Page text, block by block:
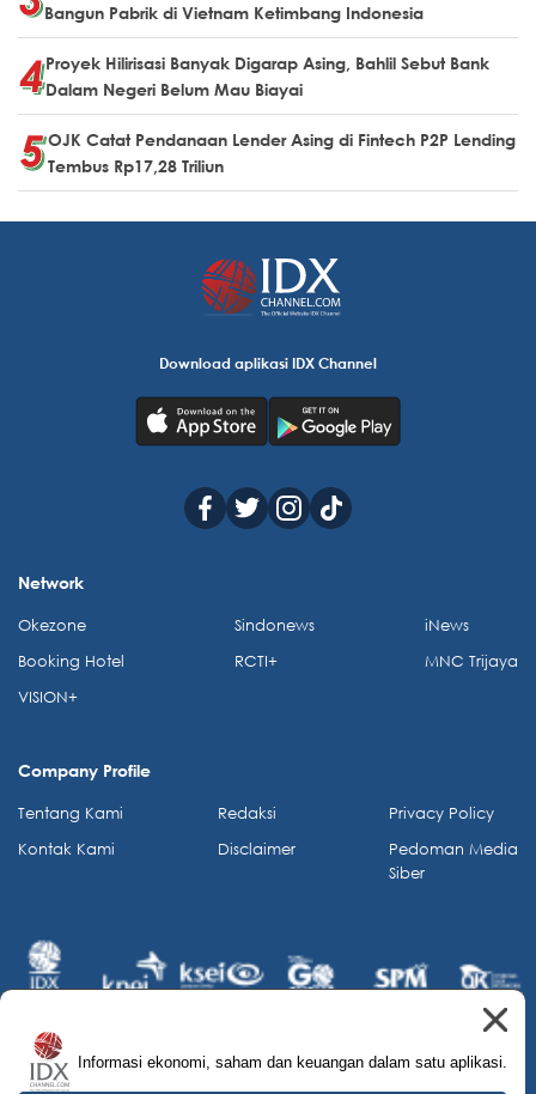
Bangun Pabrik di Vietnam Ketimbang Indonesia
Proyek Hilirisasi Banyak Digarap Asing, Bahlil Sebut Bank
Dalam Negeri Belum Mau Biayai
OJK Catat Pendanaan Lender Asing di Fintech P2P Lending
Tembus Rp17,28 Triliun
Informasi ekonomi, saham dan keuangan dalam satu aplikasi.
Download aplikasi IDX Channel
Network
Okezone
Booking Hotel
VISION+
Sindonews
RCTI+
iNews
MNC Trijaya
Company Profile
Tentang Kami
Kontak Kami
Redaksi
Disclaimer
Privacy Policy
Pedoman Media
Siber
© 2026 IDX Channel. All Rights Reserved.